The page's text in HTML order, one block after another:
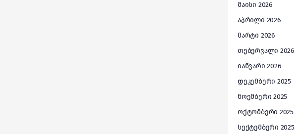
მაისი 2026
აპრილი 2026
მარტი 2026
თებერვალი 2026
იანვარი 2026
დეკემბერი 2025
ნოემბერი 2025
ოქტომბერი 2025
სექტემბერი 2025